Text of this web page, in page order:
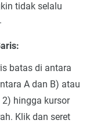
tidak selalu
batas di antara
A dan B) atau
hingga kursor
Klik dan seret